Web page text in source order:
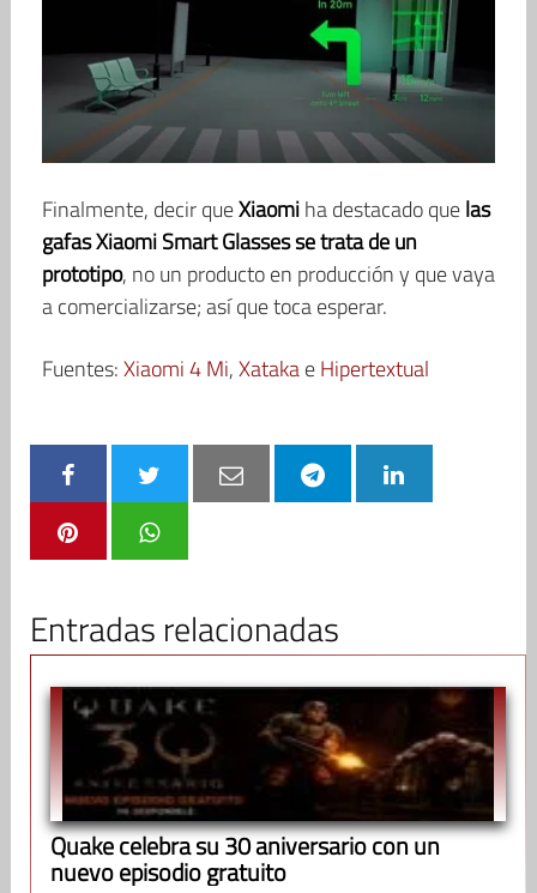
Finalmente, decir queXiaomiha destacado quelas
gafas Xiaomi Smart Glasses se trata de un
prototipo, no un producto en producción y que vaya
a comercializarse; así que toca esperar.
Fuentes:Xiaomi 4 Mi,XatakaeHipertextual
Entradas relacionadas
Quake celebra su 30 aniversario con un
nuevo episodio gratuito